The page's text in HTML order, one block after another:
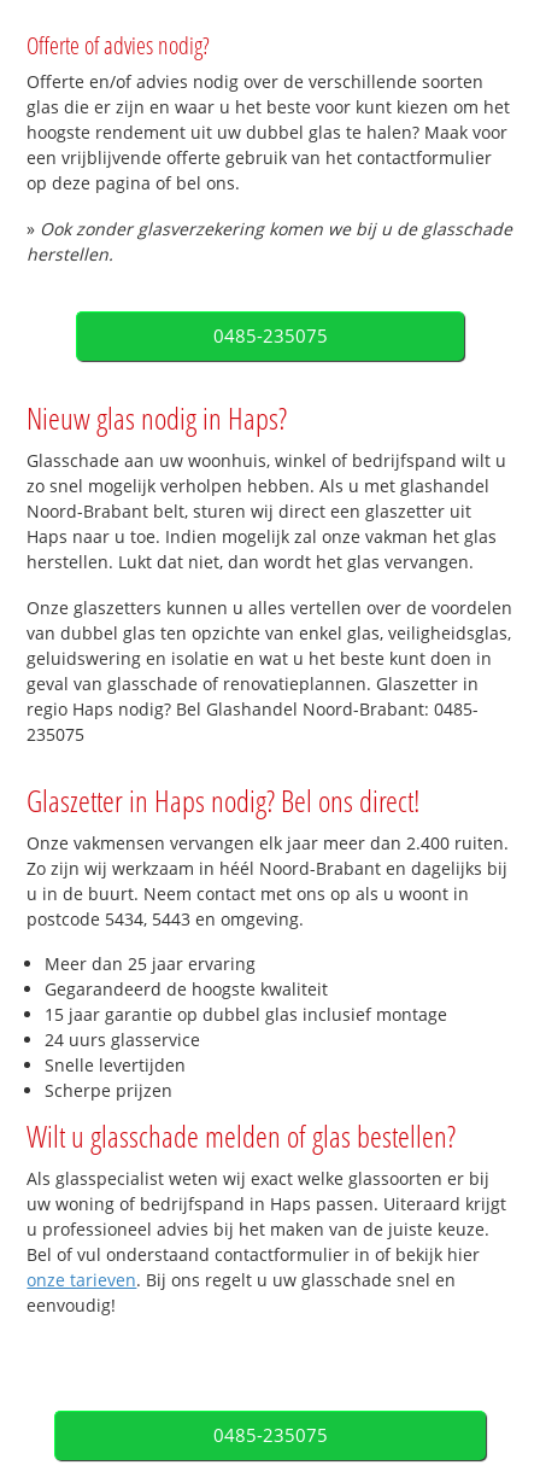
Offerte of advies nodig?
Offerte en/of advies nodig over de verschillende soorten
glas die er zijn en waar u het beste voor kunt kiezen om het
hoogste rendement uit uw dubbel glas te halen? Maak voor
een vrijblijvende offerte gebruik van het contactformulier
op deze pagina of bel ons.
» Ook zonder glasverzekering komen we bij u de glasschade
herstellen.
0485-235075
Nieuw glas nodig in Haps?
Glasschade aan uw woonhuis, winkel of bedrijfspand wilt u
zo snel mogelijk verholpen hebben. Als u met glashandel
Noord-Brabant belt, sturen wij direct een glaszetter uit
Haps naar u toe. Indien mogelijk zal onze vakman het glas
herstellen. Lukt dat niet, dan wordt het glas vervangen.
Onze glaszetters kunnen u alles vertellen over de voordelen
van dubbel glas ten opzichte van enkel glas, veiligheidsglas,
geluidswering en isolatie en wat u het beste kunt doen in
geval van glasschade of renovatieplannen. Glaszetter in
regio Haps nodig? Bel Glashandel Noord-Brabant: 0485-
235075
Glaszetter in Haps nodig? Bel ons direct!
Onze vakmensen vervangen elk jaar meer dan 2.400 ruiten.
Zo zijn wij werkzaam in héél Noord-Brabant en dagelijks bij
u in de buurt. Neem contact met ons op als u woont in
postcode 5434, 5443 en omgeving.
Meer dan 25 jaar ervaring
Gegarandeerd de hoogste kwaliteit
15 jaar garantie op dubbel glas inclusief montage
24 uurs glasservice
Snelle levertijden
Scherpe prijzen
Wilt u glasschade melden of glas bestellen?
Als glasspecialist weten wij exact welke glassoorten er bij
uw woning of bedrijfspand in Haps passen. Uiteraard krijgt
u professioneel advies bij het maken van de juiste keuze.
Bel of vul onderstaand contactformulier in of bekijk hier
onze tarieven. Bij ons regelt u uw glasschade snel en
eenvoudig!
0485-235075